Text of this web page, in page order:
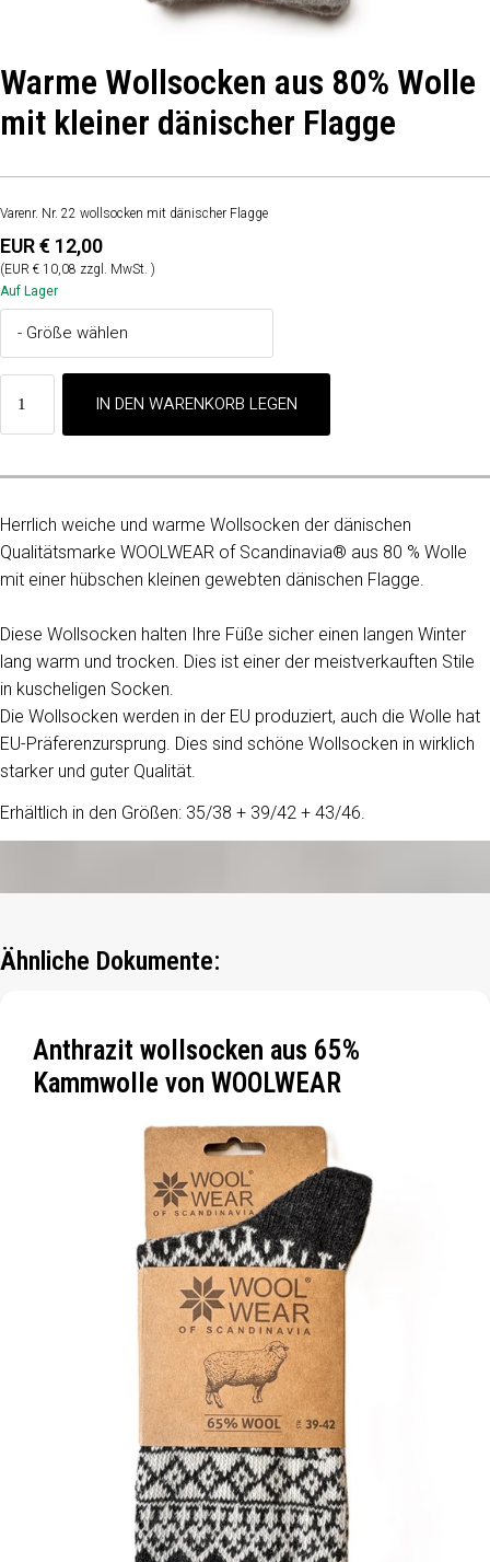
Warme Wollsocken aus 80% Wolle
mit kleiner dänischer Flagge
Varenr. Nr. 22 wollsocken mit dänischer Flagge
EUR € 12,00
(EUR € 10,08 zzgl. MwSt. )
Auf Lager
Herrlich weiche und warme Wollsocken der dänischen
Qualitätsmarke WOOLWEAR of Scandinavia® aus 80 % Wolle
mit einer hübschen kleinen gewebten dänischen Flagge.
Diese Wollsocken halten Ihre Füße sicher einen langen Winter
lang warm und trocken. Dies ist einer der meistverkauften Stile
in kuscheligen Socken.
Die Wollsocken werden in der EU produziert, auch die Wolle hat
EU-Präferenzursprung. Dies sind schöne Wollsocken in wirklich
starker und guter Qualität.
Erhältlich in den Größen: 35/38 + 39/42 + 43/46.
Ähnliche Dokumente:
Anthrazit wollsocken aus 65%
Kammwolle von WOOLWEAR